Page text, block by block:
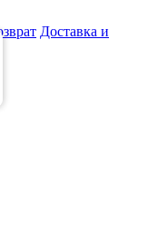
Доставка и